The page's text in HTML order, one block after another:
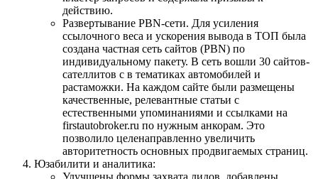
действию.
Развертывание PBN-сети. Для усиления
ссылочного веса и ускорения вывода в ТОП была
создана частная сеть сайтов (PBN) по
индивидуальному пакету. В сеть вошли 30 сайтов-
сателлитов с в тематиках автомобилей и
растаможки. На каждом сайте были размещены
качественные, релевантные статьи с
естественными упоминаниями и ссылками на
firstautobroker.ru по нужным анкорам. Это
позволило целенаправленно увеличить
авторитетность основных продвигаемых страниц.
Юзабилити и аналитика:
Улучшены формы захвата лидов, добавлены